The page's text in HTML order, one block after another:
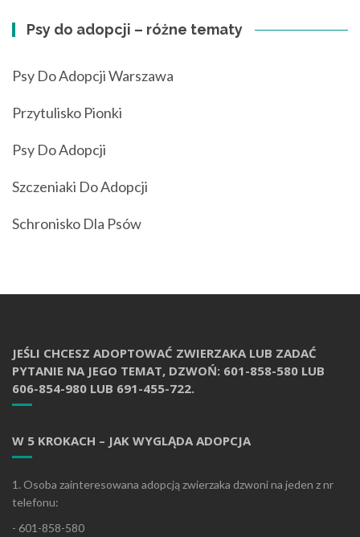
Psy do adopcji – różne tematy
Psy Do Adopcji Warszawa
Przytulisko Pionki
Psy Do Adopcji
Szczeniaki Do Adopcji
Schronisko Dla Psów
JEŚLI CHCESZ ADOPTOWAĆ ZWIERZAKA LUB ZADAĆ
PYTANIE NA JEGO TEMAT, DZWOŃ: 601-858-580 LUB
606-854-980 LUB 691-455-722.
W 5 KROKACH – JAK WYGLĄDA ADOPCJA
1. Osoba zainteresowana adopcją zwierzaka dzwoni na jeden z nr
telefonu:
- 601-858-580